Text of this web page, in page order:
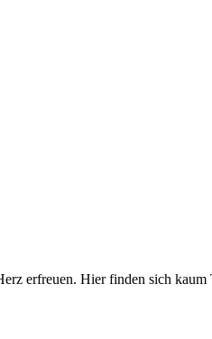
erfreuen. Hier finden sich kaum